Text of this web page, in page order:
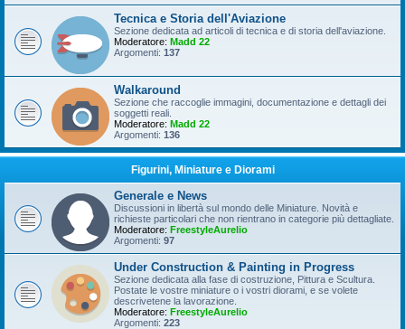
Tecnica e Storia dell'Aviazione
Sezione dedicata ad articoli di tecnica e di storia dell'aviazione.
Moderatore: Madd 22
Argomenti: 137
Walkaround
Sezione che raccoglie immagini, documentazione e dettagli dei
soggetti reali.
Moderatore: Madd 22
Argomenti: 136
Figurini, Miniature e Diorami
Generale e News
Discussioni in libertà sul mondo delle Miniature. Novità e
richieste particolari che non rientrano in categorie più dettagliate.
Moderatore: FreestyleAurelio
Argomenti: 97
Under Construction & Painting in Progress
Sezione dedicata alla fase di costruzione, Pittura e Scultura.
Postate le vostre miniature o i vostri diorami, e se volete
descrivetene la lavorazione.
Moderatore: FreestyleAurelio
Argomenti: 223